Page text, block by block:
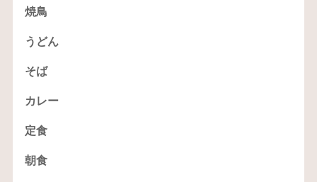
焼鳥
うどん
そば
カレー
定食
朝食